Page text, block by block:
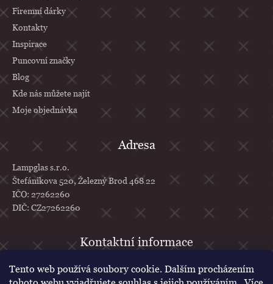
Tento web používá soubory cookie. Dalším procházením
Firemní dárky
Kontakty
Inspirace
Puncovní značky
Blog
Kde nás můžete najít
Moje objednávka
Adresa
Lampglas s.r.o.
Štefánikova 520, Železný Brod 468 22
IČO: 27262260
DIČ: CZ27262260
info@lampglas.cz